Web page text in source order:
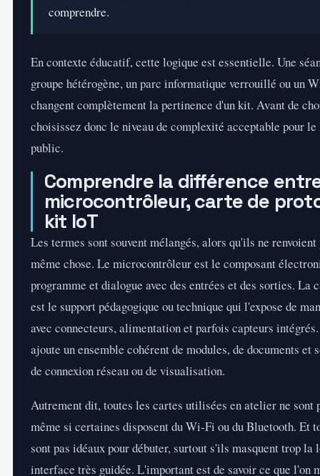
comprendre.
En contexte éducatif, cette logique est essentielle. Une
groupe hétérogène, un parc informatique verrouillé ou un
changent complètement la pertinence d'un kit. Avant de
choisissez donc le niveau de complexité acceptable pour
public.
Comprendre la différence
microcontrôleur, carte de
kit IoT
Les termes sont souvent mélangés, alors qu'ils ne
même chose. Le microcontrôleur est le composant
programme et dialogue avec des entrées et des sorties. La
est le support pédagogique ou technique qui l'expose de
avec connecteurs, alimentation et parfois capteurs
ajoute un ensemble cohérent de modules, de documents et
de connexion réseau ou de visualisation.
Autrement dit, toutes les cartes utilisées en atelier ne sont
même si certaines disposent du Wi-Fi ou du Bluetooth. Et
sont pas idéaux pour débuter, surtout s'ils masquent trop la
interface très guidée. L'important est de savoir ce que l'on